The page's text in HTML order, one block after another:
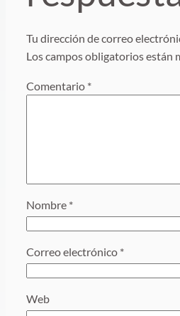
Tu dirección de correo
Los campos obligatorios están
Comentario *
Nombre *
Correo electrónico *
Web